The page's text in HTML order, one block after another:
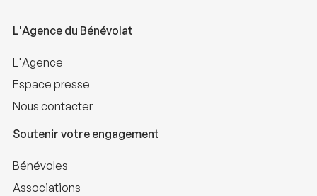
L'Agence du Bénévolat
L'Agence
Espace presse
Nous contacter
Soutenir votre engagement
Bénévoles
Associations